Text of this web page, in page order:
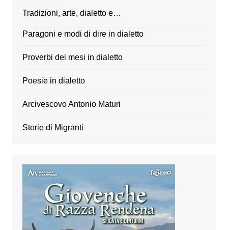
Tradizioni, arte, dialetto e…
Paragoni e modi di dire in dialetto
Proverbi dei mesi in dialetto
Poesie in dialetto
Arcivescovo Antonio Maturi
Storie di Migranti